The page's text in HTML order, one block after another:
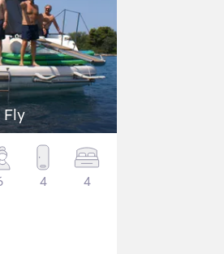
Fly
4 4